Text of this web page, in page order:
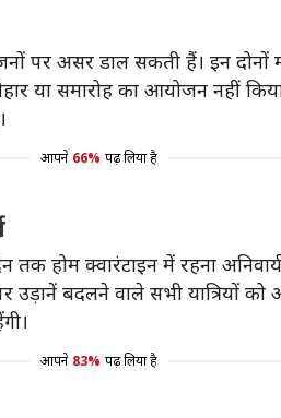
पर असर डाल सकती हैं। इन
या समारोह का आयोजन नहीं
आपने 66% पढ़ लिया है
होम क्वारंटाइन में रहना
बदलने वाले सभी यात्रियों को
आपने 83% पढ़ लिया है